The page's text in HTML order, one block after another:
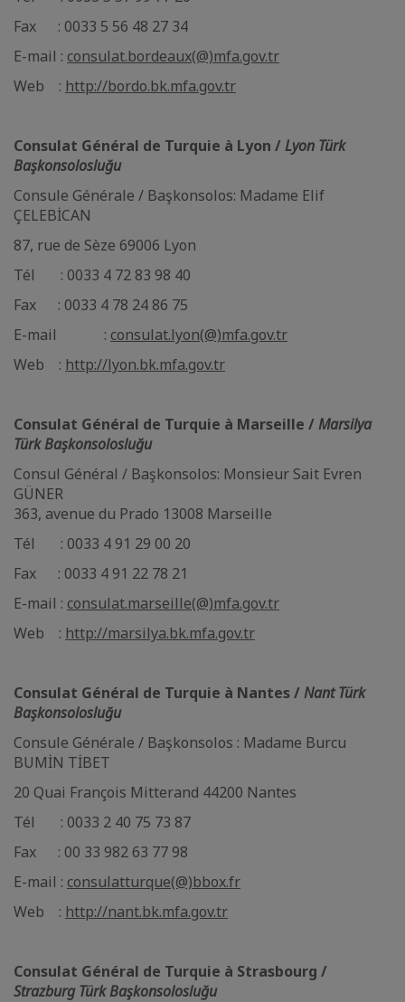
Fax : 0033 5 56 48 27 34
E-mail : consulat.bordeaux(@)mfa.gov.tr
Web : http://bordo.bk.mfa.gov.tr
Consulat Général de Turquie à Lyon /Lyon Türk
Başkonsolosluğu
Consule Générale / Başkonsolos: Madame Elif
ÇELEBİCAN
87, rue de Sèze 69006 Lyon
Tél : 0033 4 72 83 98 40
Fax : 0033 4 78 24 86 75
E-mail : consulat.lyon(@)mfa.gov.tr
Web : http://lyon.bk.mfa.gov.tr
Consulat Général de Turquie à Marseille /Marsilya
Türk Başkonsolosluğu
Consul Général / Başkonsolos: Monsieur Sait Evren
GÜNER
363, avenue du Prado 13008 Marseille
Tél : 0033 4 91 29 00 20
Fax : 0033 4 91 22 78 21
E-mail : consulat.marseille(@)mfa.gov.tr
Web : http://marsilya.bk.mfa.gov.tr
Consulat Général de Turquie à Nantes /Nant Türk
Başkonsolosluğu
Consule Générale / Başkonsolos : Madame Burcu
BUMİN TİBET
20 Quai François Mitterand 44200 Nantes
Tél : 0033 2 40 75 73 87
Fax : 00 33 982 63 77 98
E-mail : consulatturque(@)bbox.fr
Web : http://nant.bk.mfa.gov.tr
Consulat Général de Turquie à Strasbourg /
Strazburg Türk Başkonsolosluğu